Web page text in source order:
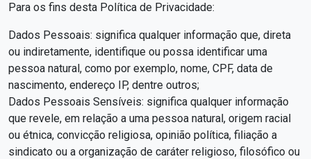
Para os fins desta Política de Privacidade:
Dados Pessoais: significa qualquer informação que, direta
ou indiretamente, identifique ou possa identificar uma
pessoa natural, como por exemplo, nome, CPF, data de
nascimento, endereço IP, dentre outros;
Dados Pessoais Sensíveis: significa qualquer informação
que revele, em relação a uma pessoa natural, origem racial
ou étnica, convicção religiosa, opinião política, filiação a
sindicato ou a organização de caráter religioso, filosófico ou